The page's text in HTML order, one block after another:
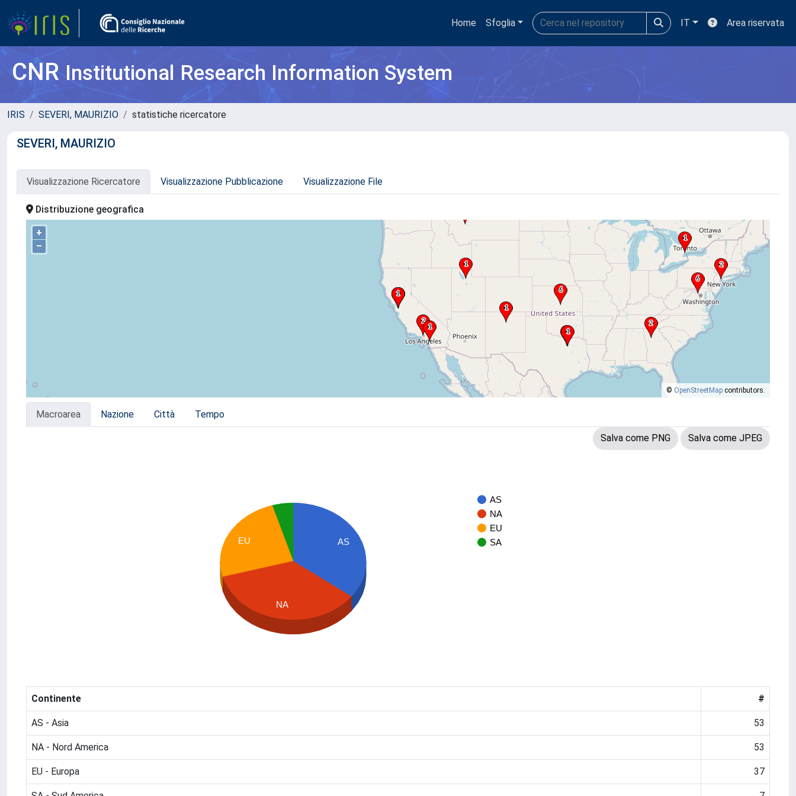
Home Sfoglia IT Area riservata
CNRInstitutional Research Information System
IRIS SEVERI, MAURIZIO statistiche ricercatore
SEVERI, MAURIZIO
Visualizzazione Ricercatore Visualizzazione Pubblicazione Visualizzazione File
Distribuzione geografica
+
–
© OpenStreetMap contributors.
Macroarea Nazione Città Tempo
Salva come PNG Salva come JPEG
AS
NA
EU
SA
AS
EU
NA
Continente #
AS - Asia 53
NA - Nord America 53
EU - Europa 37